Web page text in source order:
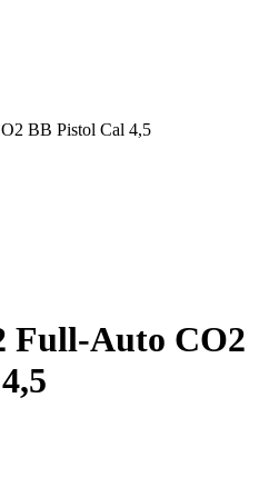
Full-Auto CO2